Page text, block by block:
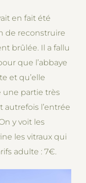
en fait été
de reconstruire
brûlée. Il a fallu
que l’abbaye
et qu’elle
une partie très
l’entrée
y voit les
les vitraux qui
adulte : 7€.